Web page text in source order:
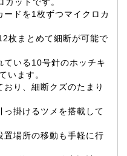
ドを1枚ずつマイクロカ
枚まとめて細断が可能で
ている10号針のホッチキ
います。
り、細断クズのたまり
掛けるツメを搭載して
置場所の移動も手軽に行